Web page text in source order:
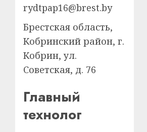
rydtpap16@brest.by
Брестская область,
Кобринский район, г.
Кобрин, ул.
Советская, д. 76
Главный
технолог